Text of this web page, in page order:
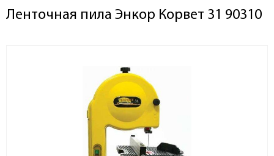
Ленточная пила Энкор Корвет 31 90310